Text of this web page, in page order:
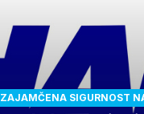
SIGURNOST